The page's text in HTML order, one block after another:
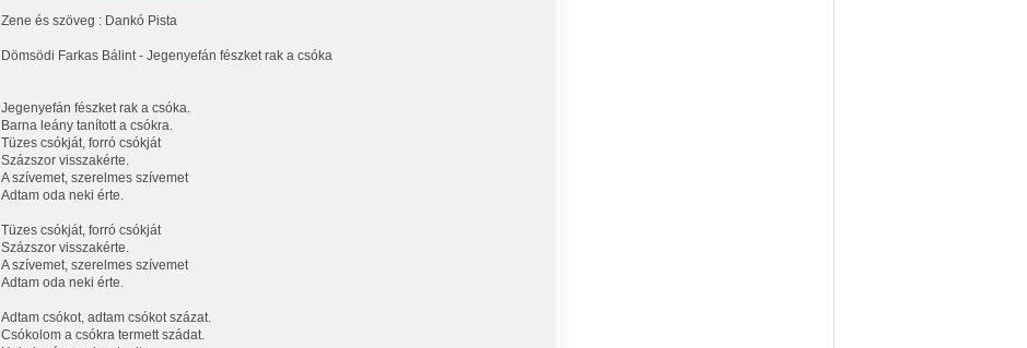
Zene és szöveg : Dankó Pista
Dömsödi Farkas Bálint - Jegenyefán fészket rak a csóka
Jegenyefán fészket rak a csóka.
Barna leány tanított a csókra.
Tüzes csókját, forró csókját
Százszor visszakérte.
A szívemet, szerelmes szívemet
Adtam oda neki érte.
Tüzes csókját, forró csókját
Százszor visszakérte.
A szívemet, szerelmes szívemet
Adtam oda neki érte.
Adtam csókot, adtam csókot százat.
Csókolom a csókra termett szádat.